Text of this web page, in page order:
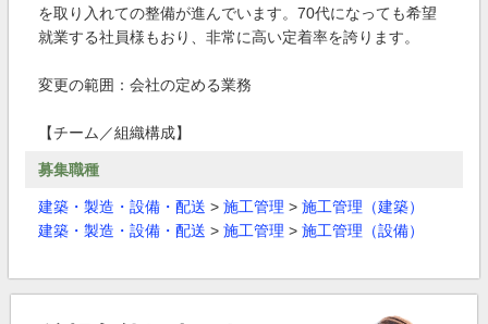
を取り入れての整備が進んでいます。70代になっても希望
就業する社員様もおり、非常に高い定着率を誇ります。
変更の範囲：会社の定める業務
【チーム／組織構成】
募集職種
建築・製造・設備・配送 > 施工管理 > 施工管理（建築）
建築・製造・設備・配送 > 施工管理 > 施工管理（設備）